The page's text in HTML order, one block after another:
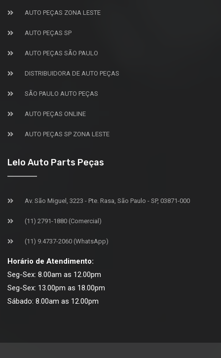
AUTO PEÇAS ZONA LESTE
AUTO PEÇAS SP
AUTO PEÇAS SÃO PAULO
DISTRIBUIDORA DE AUTO PEÇAS
SÃO PAULO AUTO PEÇAS
AUTO PEÇAS ONLINE
AUTO PEÇAS SP ZONA LESTE
Lelo Auto Parts Peças
Av. São Miguel, 3223 - Pte. Rasa, São Paulo - SP, 03871-000
(11) 2791-1880 (Comercial)
(11) 9.4737-2060 (WhatsApp)
Horário de Atendimento:
Seg-Sex: 8.00am as 12.00pm
Seg-Sex: 13.00pm as 18.00pm
Sábado: 8.00am as 12.00pm